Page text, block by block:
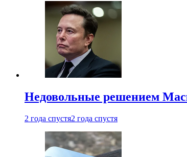
Недовольные решением
2 года спустя2 года спустя